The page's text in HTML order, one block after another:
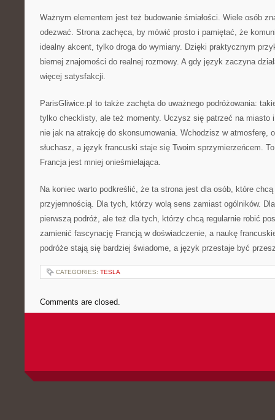
Ważnym elementem jest też budowanie śmiałości. Wiele osób
odezwać. Strona zachęca, by mówić prosto i pamiętać, że
idealny akcent, tylko droga do wymiany. Dzięki praktycznym
biernej znajomości do realnej rozmowy. A gdy język zaczyna
więcej satysfakcji.
ParisGliwice.pl to także zachęta do uważnego podróżowania:
tylko checklisty, ale też momenty. Uczysz się patrzeć na miasto
nie jak na atrakcję do skonsumowania. Wchodzisz w atmosferę,
słuchasz, a język francuski staje się Twoim sprzymierzeńcem.
Francja jest mniej onieśmielająca.
Na koniec warto podkreślić, że ta strona jest dla osób, które chcą
przyjemnością. Dla tych, którzy wolą sens zamiast ogólników.
pierwszą podróż, ale też dla tych, którzy chcą regularnie robić
zamienić fascynację Francją w doświadczenie, a naukę
podróże stają się bardziej świadome, a język przestaje być
CATEGORIES: TESLA
Comments are closed.